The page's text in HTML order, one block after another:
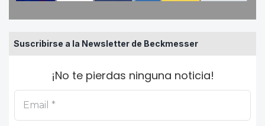
Suscribirse a la Newsletter de Beckmesser
¡No te pierdas ninguna noticia!